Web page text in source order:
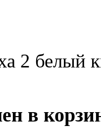
2 белый
в